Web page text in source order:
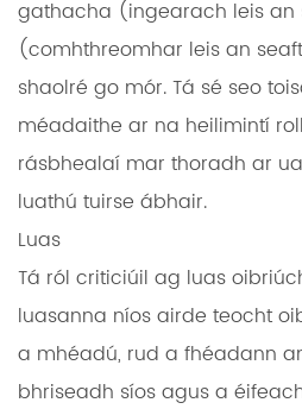
gathacha (ingearach leis
(comhthreomhar leis an
shaolré go mór. Tá sé seo
méadaithe ar na heilimintí
rásbhealaí mar thoradh ar
luathú tuirse ábhair.
Luas
Tá ról criticiúil ag luas
luasanna níos airde teocht
a mhéadú, rud a fhéadann
bhriseadh síos agus a